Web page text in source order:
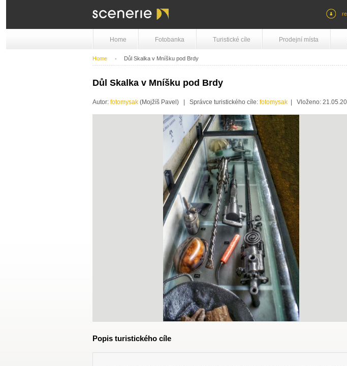
Home Fotobanka Turistické cíle Prodejní místa
Home Důl Skalka v Mníšku pod Brdy
Důl Skalka v Mníšku pod Brdy
Autor: fotomysak (Mojžíš Pavel) | Správce turistického cíle: fotomysak | Vloženo:
Popis turistického cíle